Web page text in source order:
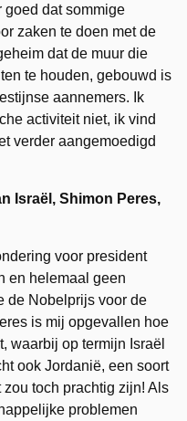
goed dat sommige
zaken te doen met de
dat de muur die
te houden, gebouwd is
aannemers. Ik
activiteit niet, ik vind
verder aangemoedigd
Israël, Shimon Peres,
voor president
en helemaal geen
de Nobelprijs voor de
is mij opgevallen hoe
waarbij op termijn Israël
ook Jordanië, een soort
toch prachtig zijn! Als
problemen